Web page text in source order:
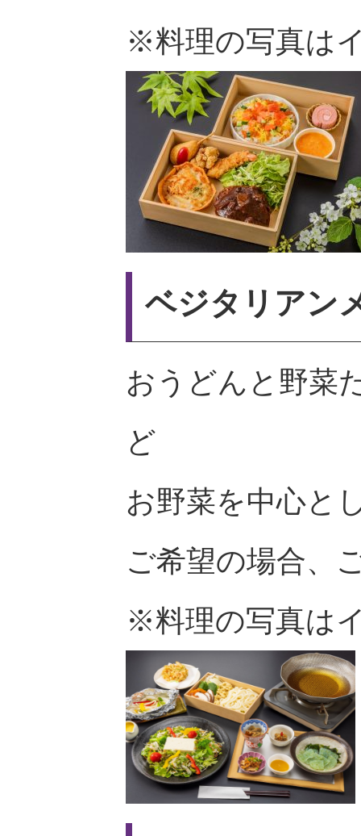
※料理の写真は
ベジタリアン
おうどんと野菜
ど
お野菜を中心と
ご希望の場合、
※料理の写真は